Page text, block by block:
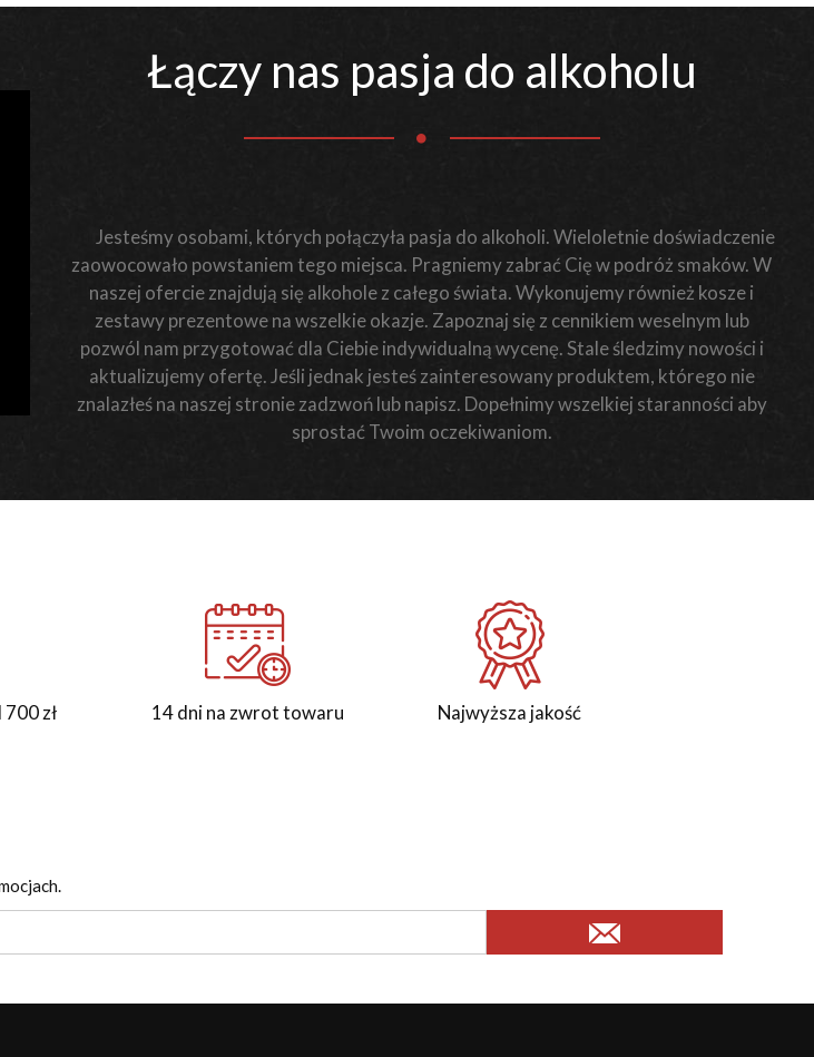
Łączy nas pasja do alkoholu
Jesteśmy osobami, których połączyła pasja do alkoholi. Wieloletnie doświadczenie
zaowocowało powstaniem tego miejsca. Pragniemy zabrać Cię w podróż smaków. W
naszej ofercie znajdują się alkohole z całego świata. Wykonujemy również kosze i
zestawy prezentowe na wszelkie okazje. Zapoznaj się z cennikiem weselnym lub
pozwól nam przygotować dla Ciebie indywidualną wycenę. Stale śledzimy nowości i
aktualizujemy ofertę. Jeśli jednak jesteś zainteresowany produktem, którego nie
znalazłeś na naszej stronie zadzwoń lub napisz. Dopełnimy wszelkiej staranności aby
sprostać Twoim oczekiwaniom.
zł 14 dni na zwrot towaru Najwyższa jakość